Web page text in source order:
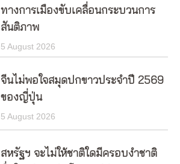
ทางการเมืองขับเคลื่อนกระบวนการ
สันติภาพ
5 August 2026
จีนไม่พอใจสมุดปกขาวประจำปี 2569
ของญี่ปุ่น
5 August 2026
สหรัฐฯ จะไม่ให้ชาติใดมีครอบงำชาติ